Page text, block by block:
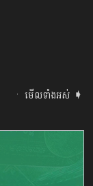
មើលទាំងអស់ ➧